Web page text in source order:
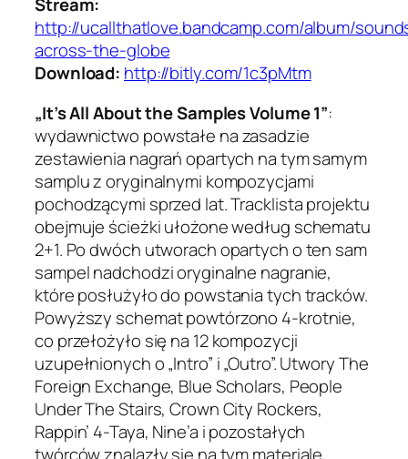
Stream:
http://ucallthatlove.bandcamp.com/album/
across-the-globe
Download: http://bitly.com/1c3pMtm
„It’s All About the Samples Volume 1”:
wydawnictwo powstałe na zasadzie
zestawienia nagrań opartych na tym samym
samplu z oryginalnymi kompozycjami
pochodzącymi sprzed lat. Tracklista projektu
obejmuje ścieżki ułożone według schematu
2+1. Po dwóch utworach opartych o ten sam
sampel nadchodzi oryginalne nagranie,
które posłużyło do powstania tych tracków.
Powyższy schemat powtórzono 4-krotnie,
co przełożyło się na 12 kompozycji
uzupełnionych o „Intro” i „Outro”. Utwory The
Foreign Exchange, Blue Scholars, People
Under The Stairs, Crown City Rockers,
Rappin’ 4-Taya, Nine’a i pozostałych